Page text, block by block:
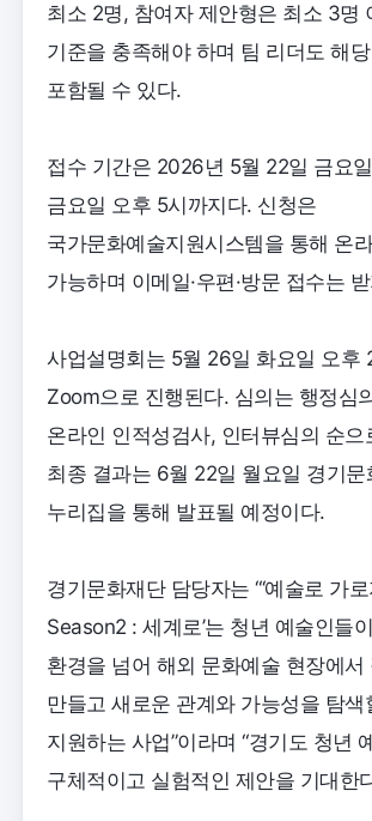
최소 2명, 참여자 제안형은 최소 3명
기준을 충족해야 하며 팀 리더도 해
포함될 수 있다.
접수 기간은 2026년 5월 22일 금요
금요일 오후 5시까지다. 신청은
국가문화예술지원시스템을 통해 온
가능하며 이메일·우편·방문 접수는
사업설명회는 5월 26일 화요일 오후
Zoom으로 진행된다. 심의는 행정심
온라인 인적성검사, 인터뷰심의 순으
최종 결과는 6월 22일 월요일 경기문
누리집을 통해 발표될 예정이다.
경기문화재단 담당자는 “‘예술로 가
Season2 : 세계로’는 청년 예술인들
환경을 넘어 해외 문화예술 현장에서
만들고 새로운 관계와 가능성을 탐색
지원하는 사업”이라며 “경기도 청년
구체적이고 실험적인 제안을 기대한